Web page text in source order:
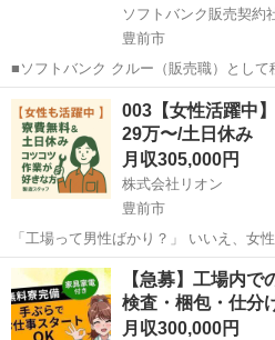
ソフトバンク販売契約
豊前市
■ソフトバンク クルー（販売職）とし
ドバンドサービスの提案・販売をお任せします。 【具
容】 ・スマートフォンなどの販売 ・
き ・その他、各種商品・サービ...
福岡 豊前市 その他
003【女性活躍中
29万〜/土日休み
月収305,000円
株式会社リオン
豊前市
「工場って男性ばかり？」 いいえ、女性
完備のキレイな職場で、 座り作業や検査
収例 29.5万円〜38.5万円
福岡 豊前市 工場 30代
【急募】工場内で
検査・梱包・仕分
月収300,000円